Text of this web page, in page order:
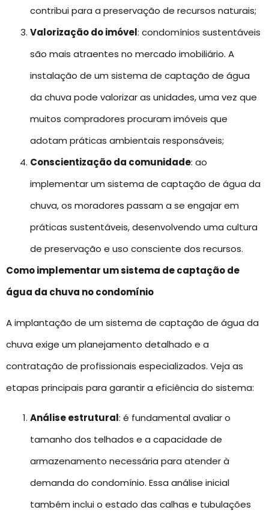
contribui para a preservação de recursos naturais;
Valorização do imóvel: condomínios sustentáveis
são mais atraentes no mercado imobiliário. A
instalação de um sistema de captação de água
da chuva pode valorizar as unidades, uma vez que
muitos compradores procuram imóveis que
adotam práticas ambientais responsáveis;
Conscientização da comunidade: ao
implementar um sistema de captação de água da
chuva, os moradores passam a se engajar em
práticas sustentáveis, desenvolvendo uma cultura
de preservação e uso consciente dos recursos.
Como implementar um sistema de captação de
água da chuva no condomínio
A implantação de um sistema de captação de água da
chuva exige um planejamento detalhado e a
contratação de profissionais especializados. Veja as
etapas principais para garantir a eficiência do sistema:
Análise estrutural: é fundamental avaliar o
tamanho dos telhados e a capacidade de
armazenamento necessária para atender à
demanda do condomínio. Essa análise inicial
também inclui o estado das calhas e tubulações